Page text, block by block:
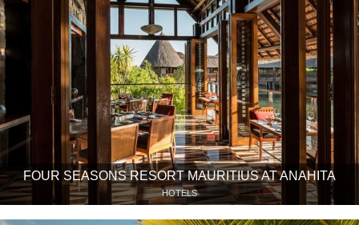
FOUR SEASONS RESORT MAURITIUS AT ANAHITA
HOTELS